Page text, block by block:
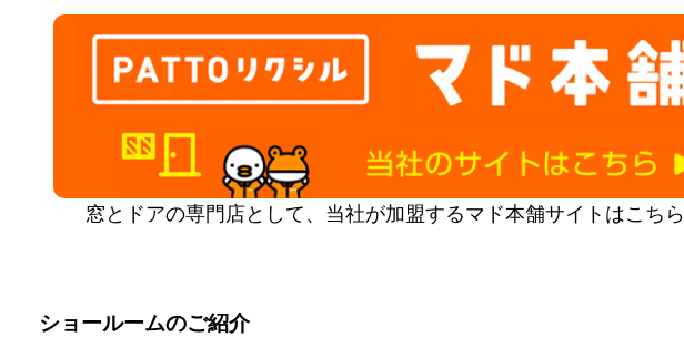
窓とドアの専門店として、当社が加盟するマド本舗サイトはこちら
ショールームのご紹介